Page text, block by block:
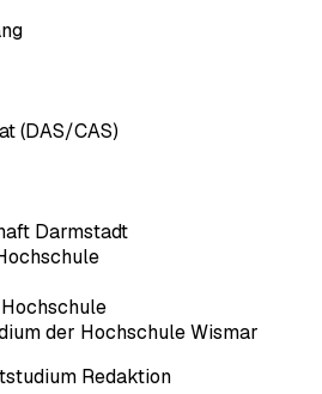
(DAS/CAS)
Darmstadt
der Hochschule Wismar
Redaktion